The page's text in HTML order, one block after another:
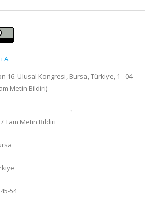
A.
16. Ulusal Kongresi, Bursa, Türkiye, 1 - 04
Metin Bildiri)
Tam Metin Bildiri
54